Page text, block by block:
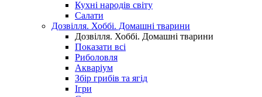
Кухні народів світу
Салати
Дозвілля. Хоббі. Домашні тварини
Дозвілля. Хоббі. Домашні тварини
Показати всі
Риболовля
Акваріум
Збір грибів та ягід
Ігри